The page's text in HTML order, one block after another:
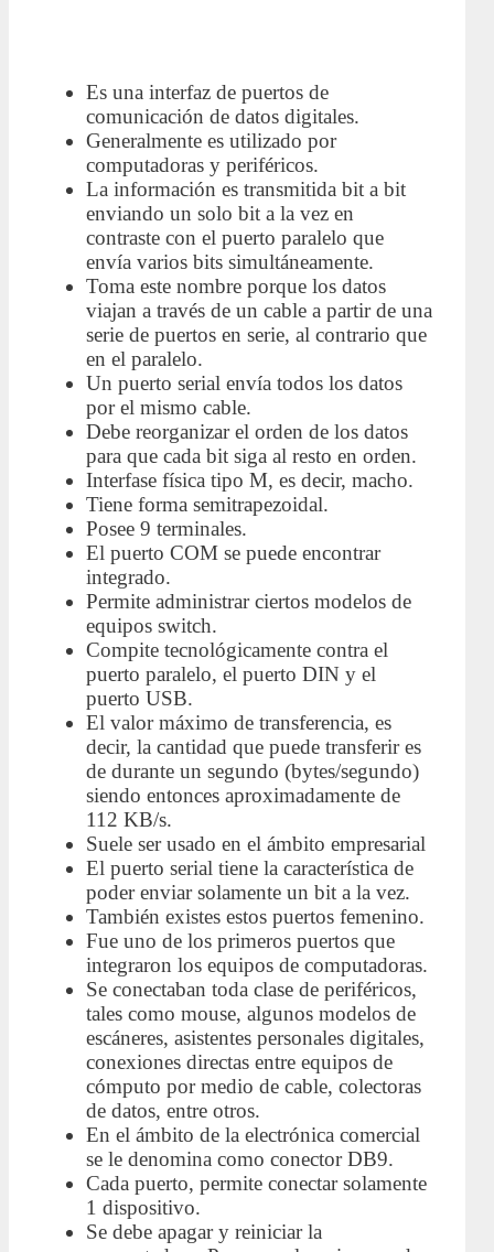
Es una interfaz de puertos de
comunicación de datos digitales.
Generalmente es utilizado por
computadoras y periféricos.
La información es transmitida bit a bit
enviando un solo bit a la vez en
contraste con el puerto paralelo que
envía varios bits simultáneamente.
Toma este nombre porque los datos
viajan a través de un cable a partir de una
serie de puertos en serie, al contrario que
en el paralelo.
Un puerto serial envía todos los datos
por el mismo cable.
Debe reorganizar el orden de los datos
para que cada bit siga al resto en orden.
Interfase física tipo M, es decir, macho.
Tiene forma semitrapezoidal.
Posee 9 terminales.
El puerto COM se puede encontrar
integrado.
Permite administrar ciertos modelos de
equipos switch.
Compite tecnológicamente contra el
puerto paralelo, el puerto DIN y el
puerto USB.
El valor máximo de transferencia, es
decir, la cantidad que puede transferir es
de durante un segundo (bytes/segundo)
siendo entonces aproximadamente de
112 KB/s.
Suele ser usado en el ámbito empresarial
El puerto serial tiene la característica de
poder enviar solamente un bit a la vez.
También existes estos puertos femenino.
Fue uno de los primeros puertos que
integraron los equipos de computadoras.
Se conectaban toda clase de periféricos,
tales como mouse, algunos modelos de
escáneres, asistentes personales digitales,
conexiones directas entre equipos de
cómputo por medio de cable, colectoras
de datos, entre otros.
En el ámbito de la electrónica comercial
se le denomina como conector DB9.
Cada puerto, permite conectar solamente
1 dispositivo.
Se debe apagar y reiniciar la